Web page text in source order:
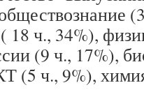
18 ч., 34%),
(9 ч., 17%),
(5 ч., 9%),